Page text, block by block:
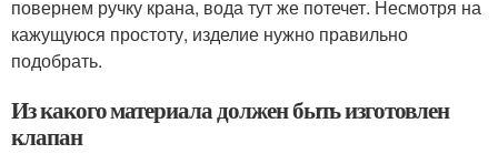
повернем ручку крана, вода тут же потечет. Несмотря на
кажущуюся простоту, изделие нужно правильно
подобрать.
Из какого материала должен быть изготовлен
клапан